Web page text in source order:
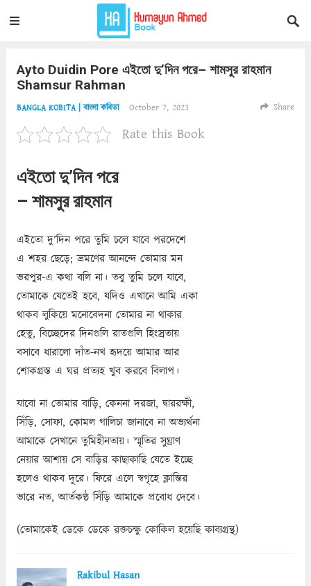
Ayto Duidin Pore এইতো দু’দিন পরে– শামসুর রাহমান
Shamsur Rahman
BANGLA KOBITA | বাংলা কবিতা October 7, 2023 Share
Rate this Book
এইতো দু’দিন পরে
– শামসুর রাহমান
এইতো দু’দিন পরে তুমি চলে যাবে পরদেশে
এ শহর ছেড়ে; ভ্রমণের আনন্দে তোমার মন
ভরপুর-এ কথা বলি না। তবু তুমি চলে যাবে,
তোমাকে যেতেই হবে, যদিও এখানে আমি একা
থাকব লুকিয়ে মনোবেদনা তোমার না থাকার
হেতু, বিচ্ছেদের দিনগুলি রাতগুলি হিংস্রতায়
বসাবে ধারালো দাঁত-নখ হৃদয়ে আমার আর
শোকগ্রস্ত এ ঘর প্রত্যহ খুব করবে বিলাপ।
যাবো না তোমার বাড়ি, কেননা দরজা, দ্বাররক্ষী,
সিঁড়ি, সোফা, কোমল গালিচা জানাবে না অভ্যর্থনা
আমাকে সেখানে তুমিহীনতায়। স্মৃতির সুঘ্রাণ
নেয়ার আশায় সে বাড়ির কাছাকাছি যেতে ইচ্ছে
হলেও থাকব দূরে। ফিরে এলে স্বগৃহে ক্লান্তির
ভারে নত, আর্তকণ্ঠ সিঁড়ি আমাকে প্রবোধ দেবে।
(তোমাকেই ডেকে ডেকে রক্তচক্ষু কোকিল হয়েছি কাব্যগ্রন্থ)
Rakibul Hasan